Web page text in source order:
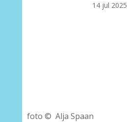
14 jul 2025
foto © Alja Spaan